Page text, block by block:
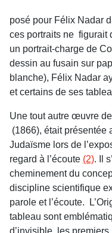
posé pour Félix Nadar
ces portraits ne figurait
un portrait-charge de
dessin au fusain sur
blanche), Félix Nadar
et certains de ses
Une tout autre œuvre
(1866), était présentée
Judaïsme lors de
regard à l’écoute (2). Il
cheminement du
discipline scientifique
parole et l’écoute.
tableau sont
d’invisible, les